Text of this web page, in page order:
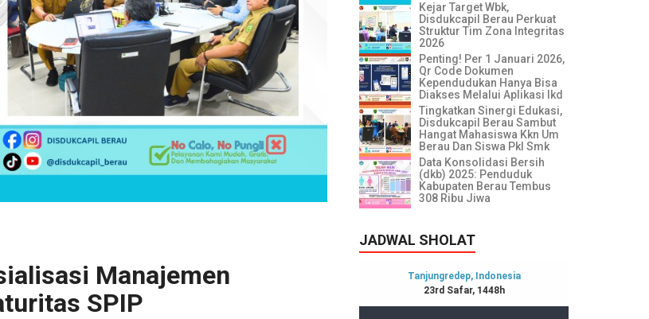
Manajemen
SPIP
Kejar Target Wbk,
Disdukcapil Berau Perkuat
Struktur Tim Zona Integritas
2026
Penting! Per 1 Januari 2026,
Qr Code Dokumen
Kependudukan Hanya Bisa
Diakses Melalui Aplikasi Ikd
Tingkatkan Sinergi Edukasi,
Disdukcapil Berau Sambut
Hangat Mahasiswa Kkn Um
Berau Dan Siswa Pkl Smk
Data Konsolidasi Bersih
(dkb) 2025: Penduduk
Kabupaten Berau Tembus
308 Ribu Jiwa
JADWAL SHOLAT